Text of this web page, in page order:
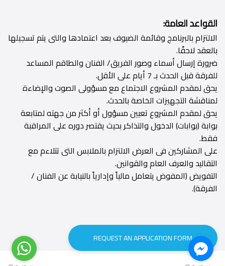
القواعد العامة:
الالتزام بالبرنامج وقائمة الضيوف بعد اعتمادها والتى يتم تسجيلها
بالعقد لاحقًا.
ضرورة إرسال أسماء وصور الفريق/ الفنان والطاقم المساعد
للفرقة قبل الحدث بـ 7 أيام على الأقل.
يحق لمقدم المشروع الاجتماع مع مسؤولى الصوت والإضاءة
لمناقشة التجهيزات الخاصة بالحدث.
يحق لمقدم المشروع تعيين مسؤول أو أكثر من جهته لمتابعة
بوابة (بوابات) الدخول والتذاكر بحيث يقتصر دوره على المراقبة
فقط.
على المشاركين فى العرض الالتزام بالملابس التى تتلاءم مع
التقاليد والعرف العام والقوانين.
التفويض (المفوض يتعامل مالياً وإدارياً بالنيابة عن الفنان /
الفرقة).
REQUEST AN APPLICATION FORM